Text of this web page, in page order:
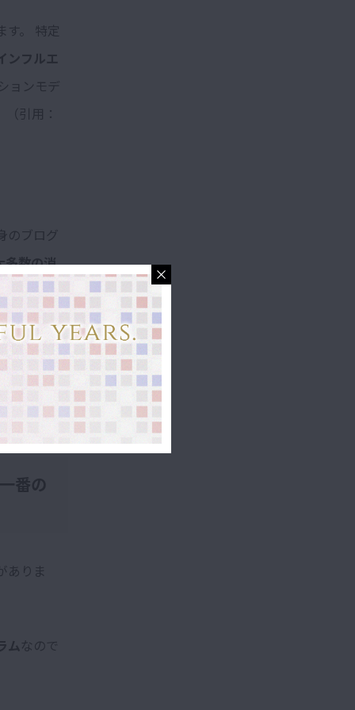
す。 特定
ンフルエ
ョンモデ
引用：
のブログ
多数の消
！” と思
番の
ありま
ムなので